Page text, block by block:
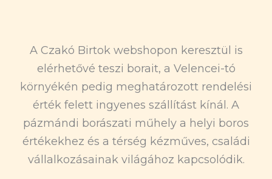
A Czakó Birtok webshopon keresztül is
elérhetővé teszi borait, a Velencei-tó
környékén pedig meghatározott rendelési
érték felett ingyenes szállítást kínál. A
pázmándi borászati műhely a helyi boros
értékekhez és a térség kézműves, családi
vállalkozásainak világához kapcsolódik.